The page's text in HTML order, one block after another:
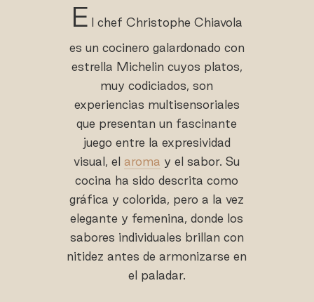
E l chef Christophe Chiavola
es un cocinero galardonado con
estrella Michelin cuyos platos,
muy codiciados, son
experiencias multisensoriales
que presentan un fascinante
juego entre la expresividad
visual, elaroma y el sabor. Su
cocina ha sido descrita como
gráfica y colorida, pero a la vez
elegante y femenina, donde los
sabores individuales brillan con
nitidez antes de armonizarse en
el paladar.